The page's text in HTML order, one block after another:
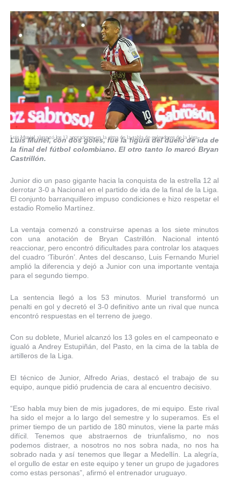
Luis Muriel alcanzó los 13 anotaciones en la cima de la tabla de goleadores de la Liga.
Luis Muriel, con dos goles, fue la figura del duelo de ida de
la final del fútbol colombiano. El otro tanto lo marcó Bryan
Castrillón.
Junior dio un paso gigante hacia la conquista de la estrella 12 al
derrotar 3-0 a Nacional en el partido de ida de la final de la Liga.
El conjunto barranquillero impuso condiciones e hizo respetar el
estadio Romelio Martínez.
La ventaja comenzó a construirse apenas a los siete minutos
con una anotación de Bryan Castrillón. Nacional intentó
reaccionar, pero encontró dificultades para controlar los ataques
del cuadro ‘Tiburón’. Antes del descanso, Luis Fernando Muriel
amplió la diferencia y dejó a Junior con una importante ventaja
para el segundo tiempo.
La sentencia llegó a los 53 minutos. Muriel transformó un
penalti en gol y decretó el 3-0 definitivo ante un rival que nunca
encontró respuestas en el terreno de juego.
Con su doblete, Muriel alcanzó los 13 goles en el campeonato e
igualó a Andrey Estupiñán, del Pasto, en la cima de la tabla de
artilleros de la Liga.
El técnico de Junior, Alfredo Arias, destacó el trabajo de su
equipo, aunque pidió prudencia de cara al encuentro decisivo.
“Eso habla muy bien de mis jugadores, de mi equipo. Este rival
ha sido el mejor a lo largo del semestre y lo superamos. Es el
primer tiempo de un partido de 180 minutos, viene la parte más
difícil. Tenemos que abstraernos de triunfalismo, no nos
podemos distraer, a nosotros no nos sobra nada, no nos ha
sobrado nada y así tenemos que llegar a Medellín. La alegría,
el orgullo de estar en este equipo y tener un grupo de jugadores
como estas personas”, afirmó el entrenador uruguayo.